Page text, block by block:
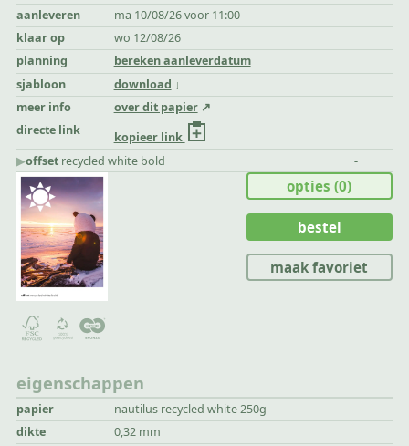
aanleveren
ma 10/08/26 voor 11:00
klaar op
wo 12/08/26
planning
bereken aanleverdatum
sjabloon
download
meer info
over dit papier
directe link
kopieer link
▶︎offset recycled white bold -
eigenschappen
papier
nautilus recycled white 250g
dikte
0,32 mm
opties(0)
bestel
maak favoriet